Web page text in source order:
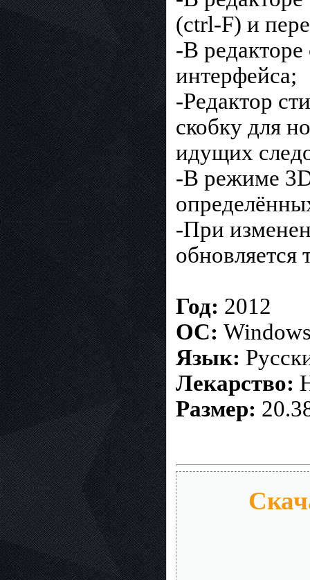
(ctrl-F) и
-В редакторе
интерфейса;
-Редактор
скобку для
идущих
-В режиме
-При
обновляется
Год: 2012
ОС:
Язык:
Лекарство:
Размер: